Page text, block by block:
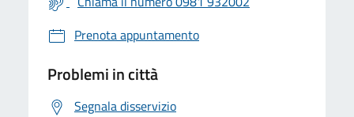
Prenota appuntamento
Problemi in città
Segnala disservizio